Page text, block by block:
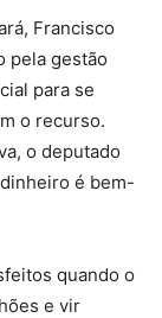
Francisco
pela gestão
para se
o recurso.
o deputado
é bem-
quando o
e vir